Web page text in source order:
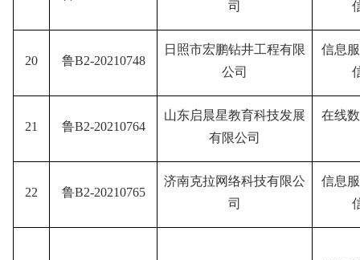
司
20 鲁B2-20210748
日照市宏鹏钻井工程有限
公司
信息
21 鲁B2-20210764
山东启晨星教育科技发展
有限公司
在线
22 鲁B2-20210765
济南克拉网络科技有限公
司
信息